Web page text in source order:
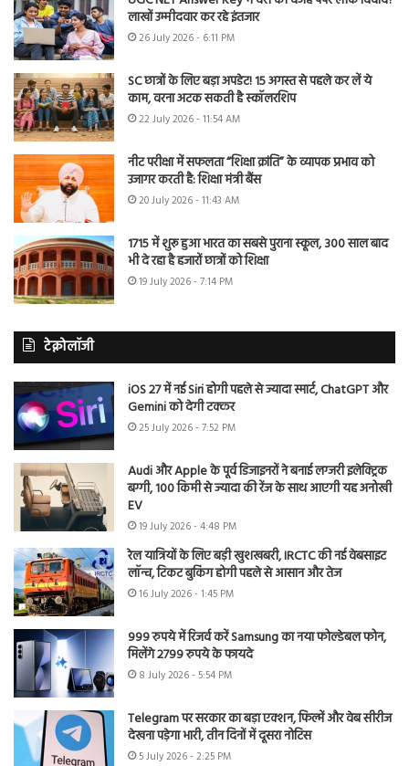
लाखों उम्मीदवार कर रहे इंतजार
26 July 2026 - 6:11 PM
SC छात्रों के लिए बड़ा अपडेट! 15 अगस्त से पहले कर लें ये
काम, वरना अटक सकती है स्कॉलरशिप
22 July 2026 - 11:54 AM
नीट परीक्षा में सफलता “शिक्षा क्रांति” के व्यापक प्रभाव को
उजागर करती है: शिक्षा मंत्री बैंस
20 July 2026 - 11:43 AM
1715 में शुरू हुआ भारत का सबसे पुराना स्कूल, 300 साल बाद
भी दे रहा है हजारों छात्रों को शिक्षा
19 July 2026 - 7:14 PM
टेक्नोलॉजी
iOS 27 में नई Siri होगी पहले से ज्यादा स्मार्ट, ChatGPT और
Gemini को देगी टक्कर
25 July 2026 - 7:52 PM
Audi और Apple के पूर्व डिजाइनरों ने बनाई लग्जरी इलेक्ट्रिक
बग्गी, 100 किमी से ज्यादा की रेंज के साथ आएगी यह अनोखी
EV
19 July 2026 - 4:48 PM
रेल यात्रियों के लिए बड़ी खुशखबरी, IRCTC की नई वेबसाइट
लॉन्च, टिकट बुकिंग होगी पहले से आसान और तेज
16 July 2026 - 1:45 PM
999 रुपये में रिजर्व करें Samsung का नया फोल्डेबल फोन,
मिलेंगे 2799 रुपये के फायदे
8 July 2026 - 5:54 PM
Telegram पर सरकार का बड़ा एक्शन, फिल्में और वेब सीरीज
देखना पड़ेगा भारी, तीन दिनों में दूसरा नोटिस
5 July 2026 - 2:25 PM